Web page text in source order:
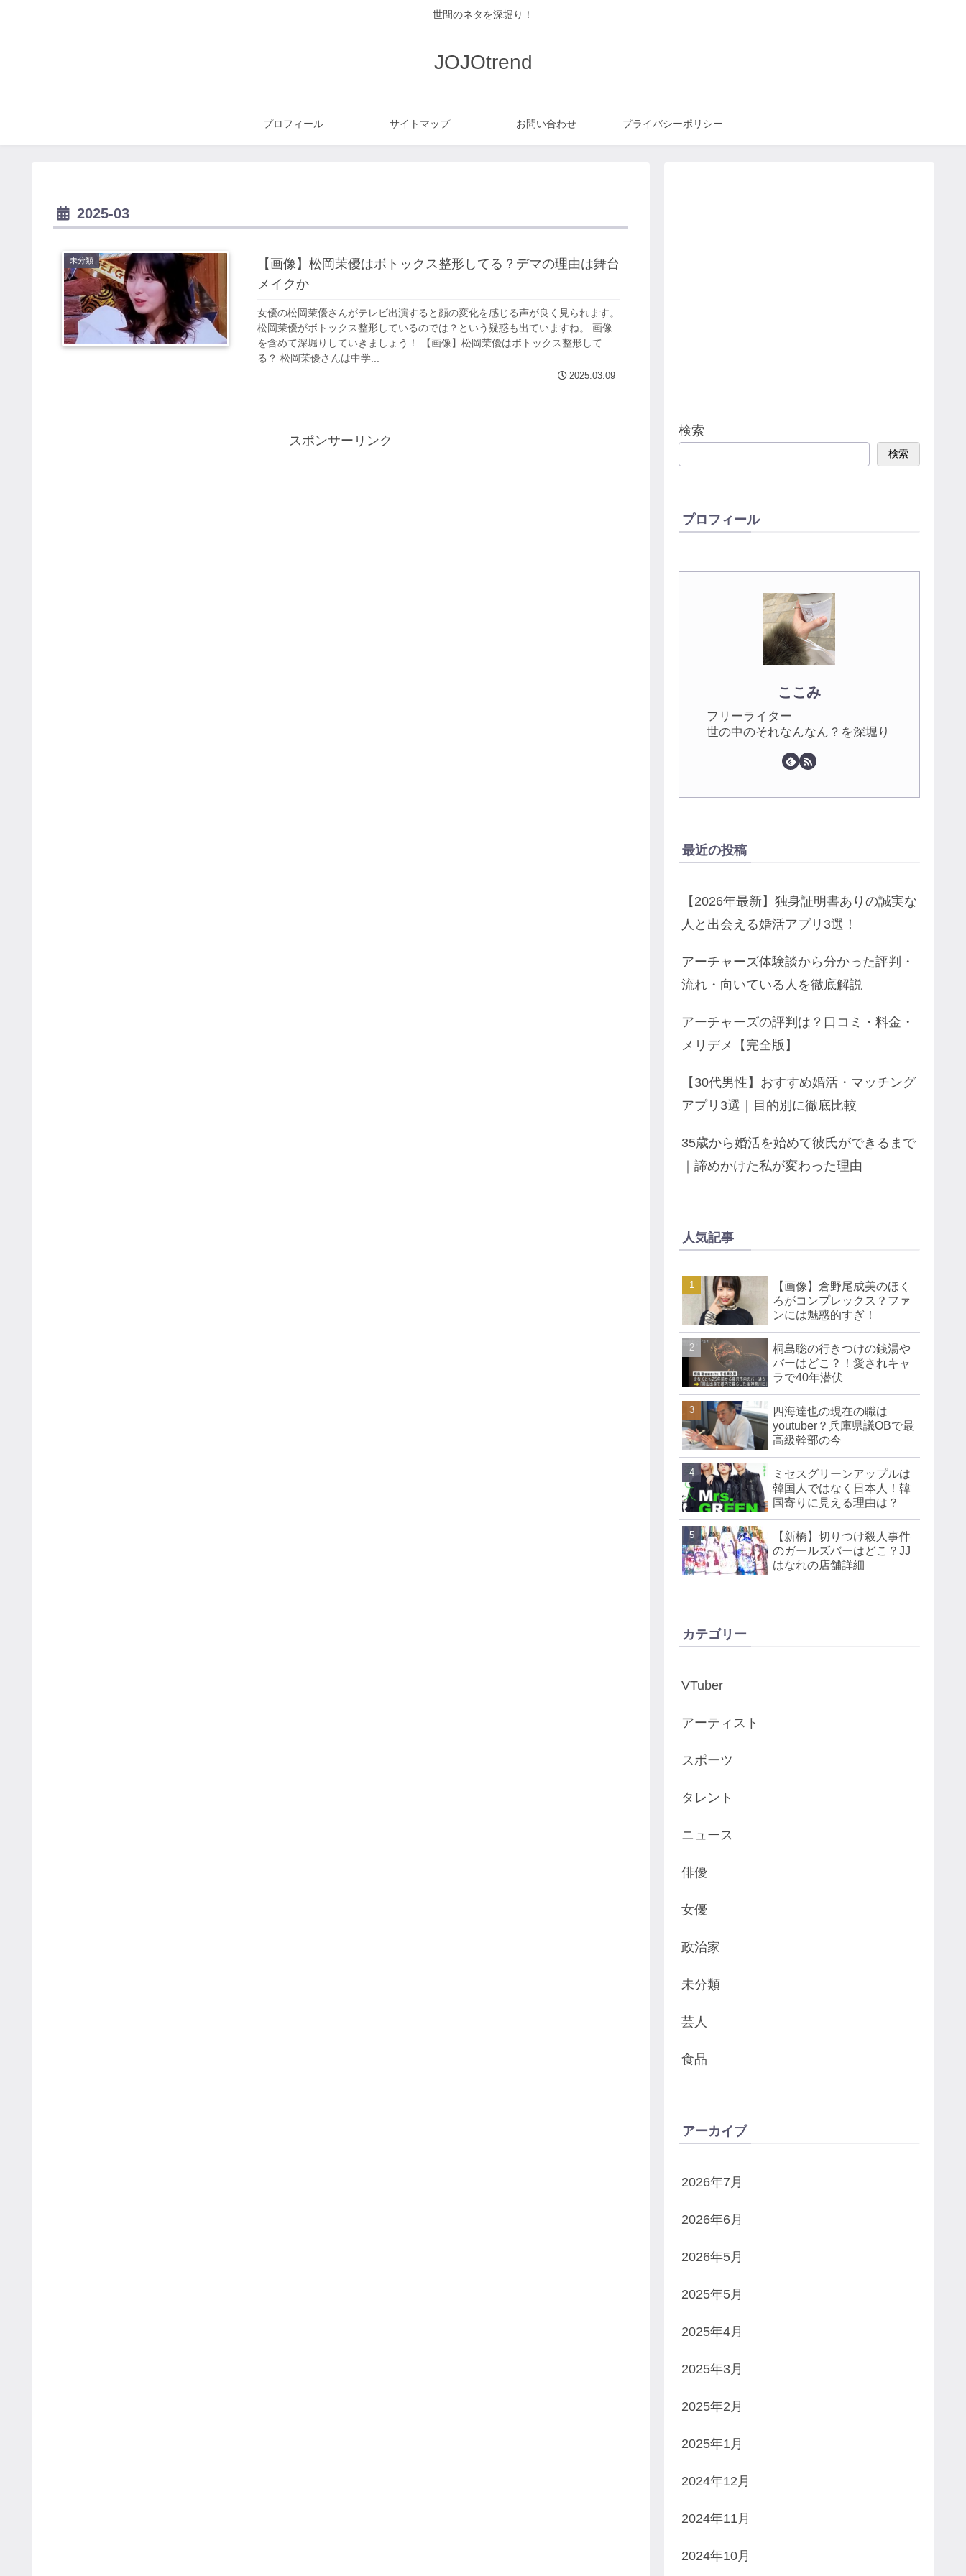
世間のネタを深堀り！
JOJOtrend
プロフィール サイトマップ お問い合わせ プライバシーポリシー
2025-03
未分類
【画像】松岡茉優はボトックス整形してる？デマの理由は舞台
メイクか
女優の松岡茉優さんがテレビ出演すると顔の変化を感じる声が良く見られます。
松岡茉優がボトックス整形しているのでは？という疑惑も出ていますね。 画像
を含めて深堀りしていきましょう！ 【画像】松岡茉優はボトックス整形して
る？ 松岡茉優さんは中学...
2025.03.09
スポンサーリンク
検索
検索
プロフィール
ここみ
フリーライター
世の中のそれなんなん？を深堀り
最近の投稿
【2026年最新】独身証明書ありの誠実な
人と出会える婚活アプリ3選！
アーチャーズ体験談から分かった評判・
流れ・向いている人を徹底解説
アーチャーズの評判は？口コミ・料金・
メリデメ【完全版】
【30代男性】おすすめ婚活・マッチング
アプリ3選｜目的別に徹底比較
35歳から婚活を始めて彼氏ができるまで
｜諦めかけた私が変わった理由
人気記事
【画像】倉野尾成美のほく
ろがコンプレックス？ファ
ンには魅惑的すぎ！
桐島聡の行きつけの銭湯や
バーはどこ？！愛されキャ
ラで40年潜伏
四海達也の現在の職は
youtuber？兵庫県議OBで最
高級幹部の今
ミセスグリーンアップルは
韓国人ではなく日本人！韓
国寄りに見える理由は？
【新橋】切りつけ殺人事件
のガールズバーはどこ？JJ
はなれの店舗詳細
カテゴリー
VTuber
アーティスト
スポーツ
タレント
ニュース
俳優
女優
政治家
未分類
芸人
食品
アーカイブ
2026年7月
2026年6月
2026年5月
2025年5月
2025年4月
2025年3月
2025年2月
2025年1月
2024年12月
2024年11月
2024年10月